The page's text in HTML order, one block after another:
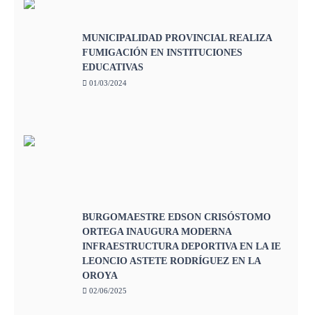
MUNICIPALIDAD PROVINCIAL REALIZA
FUMIGACIÓN EN INSTITUCIONES
EDUCATIVAS
01/03/2024
BURGOMAESTRE EDSON CRISÓSTOMO
ORTEGA INAUGURA MODERNA
INFRAESTRUCTURA DEPORTIVA EN LA IE
LEONCIO ASTETE RODRÍGUEZ EN LA
OROYA
02/06/2025